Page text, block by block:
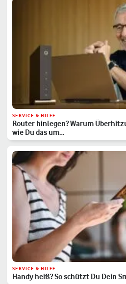
SERVICE & HILFE
Router hinlegen? Warum
wie Du das um…
SERVICE & HILFE
Handy heiß? So schützt Du Dein